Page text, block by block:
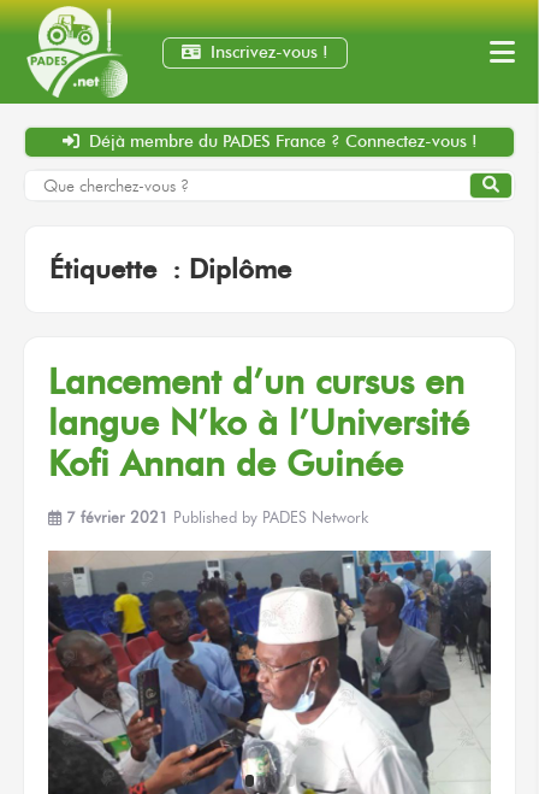
Inscrivez-vous !
Déjà membre du PADES France ? Connectez-vous !
Étiquette : Diplôme
Lancement d’un cursus en
langue N’ko à l’Université
Kofi Annan de Guinée
7 février 2021 Published by PADES Network